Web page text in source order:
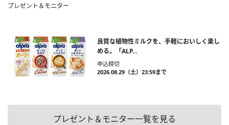
プレゼント＆モニター
良質な植物性ミルクを、手軽においしく楽し
める。「ALP...
申込締切
2026.08.29（土）23:59まで
プレゼント＆モニター一覧を見る